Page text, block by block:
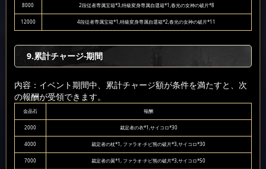
8000 2段従者専属宝箱*3,特級変身専属自選箱*1,春光の女神の破片*8
12000 4段従者専属宝箱*1,特級変身専属自選箱*2,春光の女神の破片*11
9.累計チャージ-期間
内容：イベント期間中、累計チャージ額が条件を満たすと、次
の報酬が受領できます。
金晶石 報酬
2000 裁定者の衣*1,サイコロ*30
4000 裁定者の杖*1, ファラオ·チビ熊の破片*3,サイコロ*30
7000 裁定者の翼*1, ファラオ·チビ熊の破片*3,サイコロ*50